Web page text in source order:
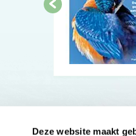
Deze website maakt